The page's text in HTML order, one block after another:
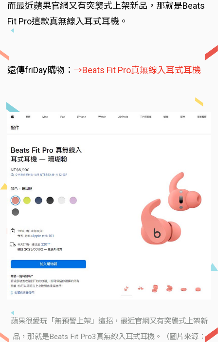
而最近蘋果官網又有突襲式上架新品，那就是Beats
Fit Pro這款真無線入耳式耳機。
遠傳friDay購物： →Beats Fit Pro真無線入耳式耳機
蘋果很愛玩「無預警上架」這招，最近官網又有突襲式上架新
品，那就是Beats Fit Pro3真無線入耳式耳機。（圖片來源：